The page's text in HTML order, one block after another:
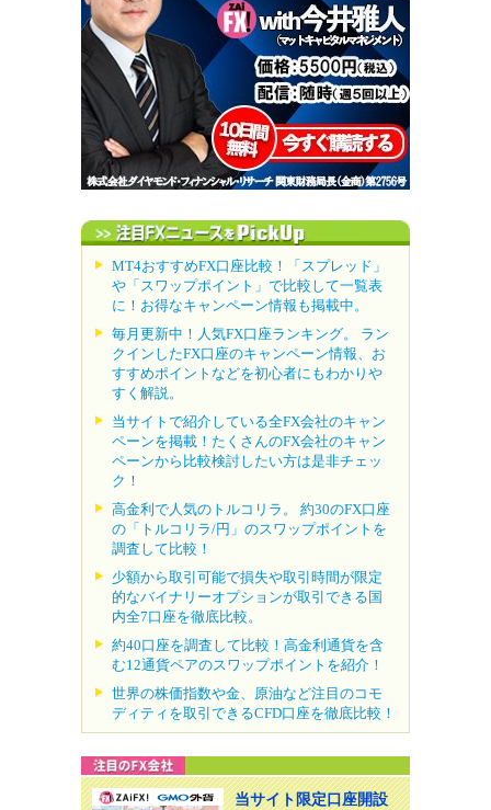
MT4おすすめFX口座比較！「スプレッド」
や「スワップポイント」で比較して一覧表
に！お得なキャンペーン情報も掲載中。
毎月更新中！人気FX口座ランキング。 ラン
クインしたFX口座のキャンペーン情報、お
すすめポイントなどを初心者にもわかりや
すく解説。
当サイトで紹介している全FX会社のキャン
ペーンを掲載！たくさんのFX会社のキャン
ペーンから比較検討したい方は是非チェッ
ク！
高金利で人気のトルコリラ。 約30のFX口座
の「トルコリラ/円」のスワップポイントを
調査して比較！
少額から取引可能で損失や取引時間が限定
的なバイナリーオプションが取引できる国
内全7口座を徹底比較。
約40口座を調査して比較！高金利通貨を含
む12通貨ペアのスワップポイントを紹介！
世界の株価指数や金、原油など注目のコモ
ディティを取引できるCFD口座を徹底比較！
当サイト限定口座開設